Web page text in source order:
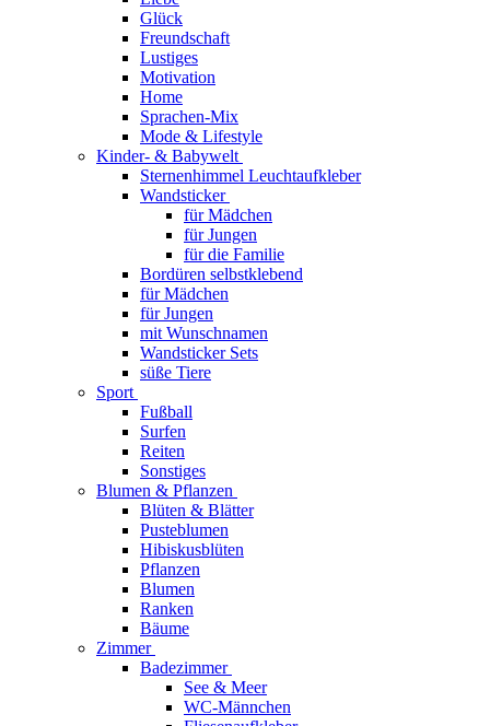
Glück
Freundschaft
Lustiges
Motivation
Home
Sprachen-Mix
Mode & Lifestyle
Kinder- & Babywelt
Sternenhimmel Leuchtaufkleber
Wandsticker
für Mädchen
für Jungen
für die Familie
Bordüren selbstklebend
für Mädchen
für Jungen
mit Wunschnamen
Wandsticker Sets
süße Tiere
Sport
Fußball
Surfen
Reiten
Sonstiges
Blumen & Pflanzen
Blüten & Blätter
Pusteblumen
Hibiskusblüten
Pflanzen
Blumen
Ranken
Bäume
Zimmer
Badezimmer
See & Meer
WC-Männchen